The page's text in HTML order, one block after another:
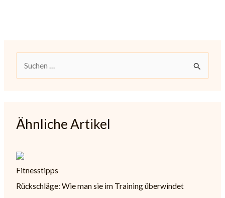
h
e
n
Ähnliche Artikel
Fitnesstipps
Rückschläge: Wie man sie im Training überwindet